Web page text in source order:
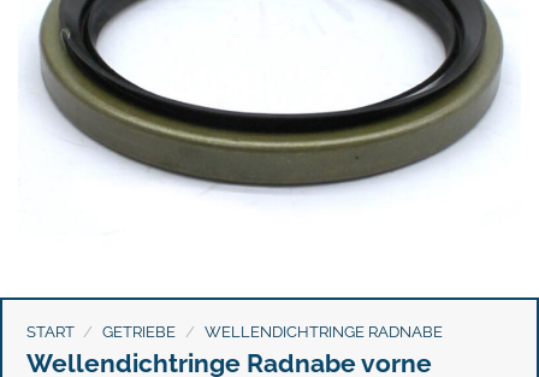
START / GETRIEBE / WELLENDICHTRINGE RADNABE
Wellendichtringe Radnabe vorne